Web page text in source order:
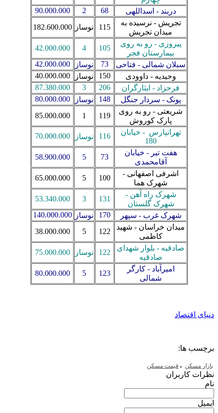
دربند - اسداللهی
68
2
90.000.000
تجریش - نرسیده به
میدان تجریش
115 نوساز
182.600.000
پیروزی - رو به روی
بیمارستان فجر
105
4
42.000.000
سبلان شمالی - فتاحی
73 نوساز
42.000.000
وحیدیه - داوودی
150 نوساز
40.000.000
فرحزاد - ایثارگران
206
3
87.380.000
پونک - سردار جنگل
148 نوساز
80.000.000
شریعتی - رو به روی
پارک کوروش
119
1
85.000.000
تهرانپارس - خیابان
180
116 نوساز
70.000.000
هفت تیر - خیابان
آقامحمدی
73
5
58.900.000
اشرفی اصفهانی -
شهرک هما
100
5
65.000.000
شهرک راه آهن -
شهرک گلستان
131
3
53.340.000
شهرک غرب - سپهر
170 نوساز
140.000.000
میدان خراسان - شهید
کاظمی
122
5
38.000.000
صادقیه - بلوار شهدای
صادقیه
122 نوساز
75.000.000
امیرآباد - کارگر
شمالی
123
5
80.000.000
دنیای اقتصاد
برچسب ها:
بازار مسکن ، قیمت مسکن
نظرات کاربران
نام
ایمیل